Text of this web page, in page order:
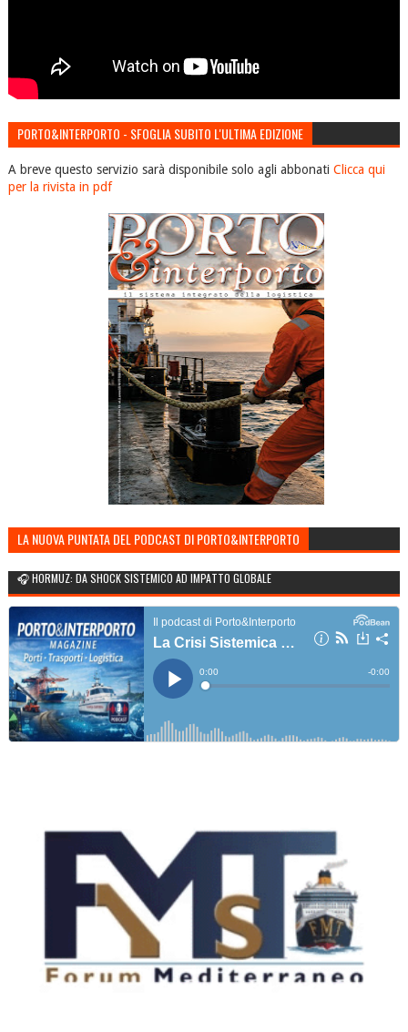
PORTO&INTERPORTO - SFOGLIA SUBITO L'ULTIMA EDIZIONE
A breve questo servizio sarà disponibile solo agli abbonati Clicca qui
per la rivista in pdf
LA NUOVA PUNTATA DEL PODCAST DI PORTO&INTERPORTO
🎧 HORMUZ: DA SHOCK SISTEMICO AD IMPATTO GLOBALE